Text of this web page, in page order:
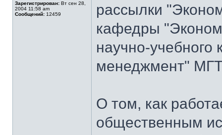
Зарегистрирован: Вт сен 28,
2004 11:58 am
Сообщений: 12459
рассылки
кафедры
научно-
менеджмент"
О том, как
общественным